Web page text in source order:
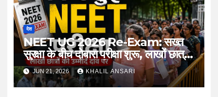
देश
NEET UG 2026 Re-Exam: सख्त
सुरक्षा के बीच दोबारा परीक्षा शुरू, लाखों छात्रों
की उम्मीदों की फिर हुई परीक्षा
JUN 21, 2026 KHALIL ANSARI